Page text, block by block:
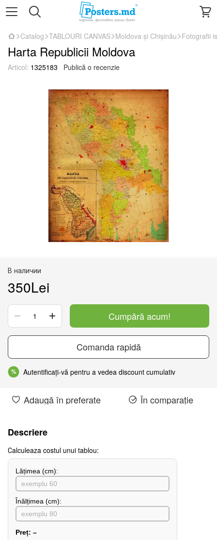
Catalog TABLOURI CANVAS Moldova și Chișinău Fotografii
Harta Republicii Moldova
Articol: 1325183 Publică o recenzie
В наличии
350Lei
Cumpără acum!
Comanda rapidă
% Autentificați-vă pentru a vedea discount cumulativ
Adaugă în preferate În comparație
Descriere
Сalculeaza costul unui tablou:
Lățimea (сm):
Înălțimea (cm):
Preț: –